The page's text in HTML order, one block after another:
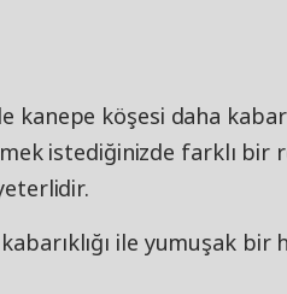
kanepe köşesi daha
istediğinizde farklı bir
ile yumuşak